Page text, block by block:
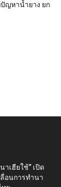
ญหาน้ำยาง ยก
าเฮียใช้” เปิด
อนการทำนา